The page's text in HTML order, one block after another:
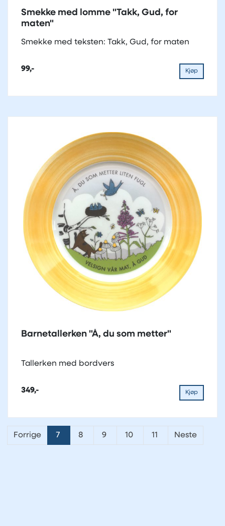
Smekke med lomme "Takk, Gud, for
maten"
Smekke med teksten: Takk, Gud, for maten
99,- Kjøp
Barnetallerken "Å, du som metter"
Tallerken med bordvers
349,- Kjøp
Forrige 7 8 9 10 11 Neste